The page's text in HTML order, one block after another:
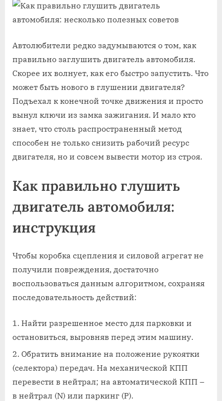
Автолюбители редко задумываются о том, как
правильно заглушить двигатель автомобиля.
Скорее их волнует, как его быстро запустить. Что
может быть нового в глушении двигателя?
Подъехал к конечной точке движения и просто
вынул ключи из замка зажигания. И мало кто
знает, что столь распространенный метод
способен не только снизить рабочий ресурс
двигателя, но и совсем вывести мотор из строя.
Как правильно глушить
двигатель автомобиля:
инструкция
Чтобы коробка сцепления и силовой агрегат не
получили повреждения, достаточно
воспользоваться данным алгоритмом, сохраняя
последовательность действий:
Найти разрешенное место для парковки и
остановиться, выровняв перед этим машину.
Обратить внимание на положение рукоятки
(селектора) передач. На механической КПП
перевести в нейтрал; на автоматической КПП –
в нейтрал (N) или паркинг (P).